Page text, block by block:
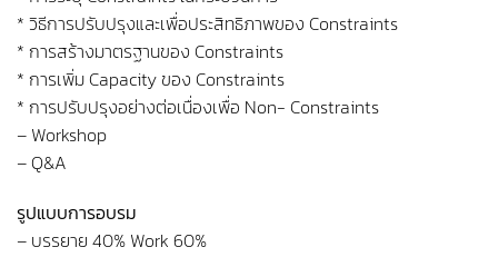
* วิธีการปรับปรุงและเพื่อประสิทธิภาพของ Constraints
* การสร้างมาตรฐานของ Constraints
* การเพิ่ม Capacity ของ Constraints
* การปรับปรุงอย่างต่อเนื่องเพื่อ Non- Constraints
– Workshop
– Q&A
รูปแบบการอบรม
– บรรยาย 40% Work 60%